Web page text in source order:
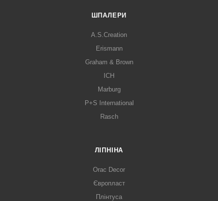
ШПАЛЕРИ
A.S.Creation
Erismann
Graham & Brown
ICH
Marburg
P+S International
Rasch
ЛІПНІНА
Orac Decor
Європласт
Плінтуса